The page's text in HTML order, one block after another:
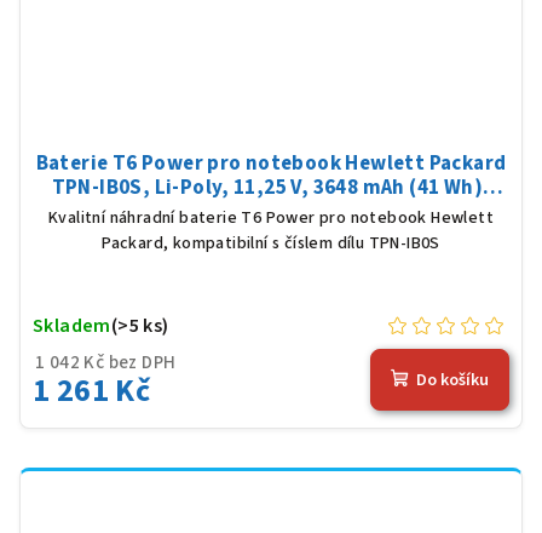
Baterie T6 Power pro notebook Hewlett Packard
TPN-IB0S, Li-Poly, 11,25 V, 3648 mAh (41 Wh),
černá
Kvalitní náhradní baterie T6 Power pro notebook Hewlett
Packard, kompatibilní s číslem dílu TPN-IB0S
1 042 Kč bez DPH
1 261 Kč
Skladem(>5 ks)
Do košíku